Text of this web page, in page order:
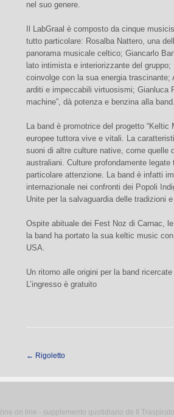
nel suo genere.
Il LabGraal è composto da cinque
tutto particolare: Rosalba Nattero, una
panorama musicale celtico; Giancarlo
lato intimista e interiorizzante del
coinvolge con la sua energia
arditi e impeccabili virtuosismi; Gianluca
machine”, dà potenza e benzina alla
La band è promotrice del progetto
europee tuttora vive e vitali. La
suoni di altre culture native, come quelle
australiani. Culture profondamente
particolare attenzione. La band è infatti
internazionale nei confronti dei Popoli
Unite per la salvaguardia delle tradizioni
Ospite abituale dei Fest Noz di Carnac,
la band ha portato la sua keltic music
USA.
Un ritorno alle origini per la band
L’ingresso è gratuito
← Rigoletto
on line - supplemento quotidiano de Il